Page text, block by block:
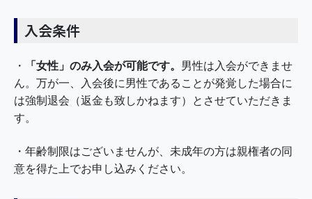
入会条件
・ 「女性」のみ入会が可能です。 男性は入会ができませ
ん。万が一、入会後に男性であることが発覚した場合に
は強制退会（返金も致しかねます）とさせていただきま
す。
・年齢制限はございませんが、未成年の方は親権者の同
意を得た上でお申し込みください。